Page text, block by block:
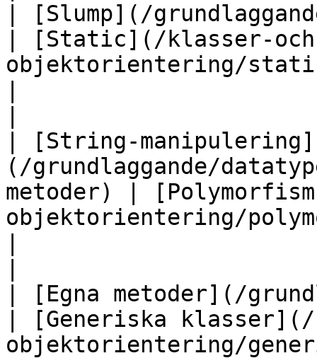
| [Slump](/
| [Static](/klasser-
objektorientering/
| [String-manipulering]
(/grundlaggande/
metoder) |
objektorientering/
| [Egna metoder](/
| [Generiska
objektorientering/